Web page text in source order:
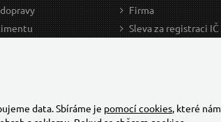
Firma
Sleva za registraci IČ
data. Sbíráme je pomocí cookies, které nám